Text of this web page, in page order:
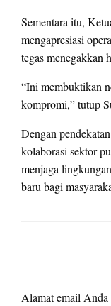
Sementara itu,
mengapresiasi
tegas menegakkan
“Ini membuktikan
kompromi,” tutup
Dengan
kolaborasi sektor
menjaga
baru bagi
Alamat email